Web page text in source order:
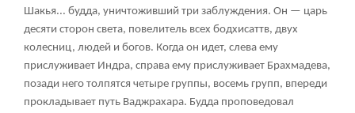
Шакья... будда, уничтоживший три заблуждения. Он — царь
десяти сторон света, повелитель всех бодхисаттв, двух
колесниц, людей и богов. Когда он идет, слева ему
прислуживает Индра, справа ему прислуживает Брахмадева,
позади него толпятся четыре группы, восемь групп, впереди
прокладывает путь Ваджрахара. Будда проповедовал